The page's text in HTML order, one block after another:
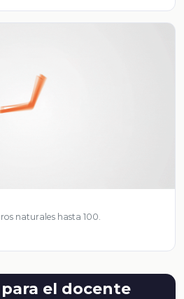
naturales hasta 100.
el docente